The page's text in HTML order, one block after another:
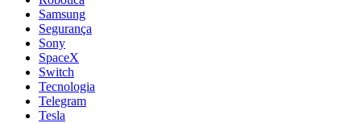
Samsung
Segurança
Sony
SpaceX
Switch
Tecnologia
Telegram
Tesla